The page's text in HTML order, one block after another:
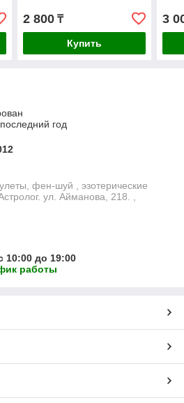
2 800₸
Купить
3
год
фен-шуй , эзотерические
ул. Айманова, 218. ,
10:00 до 19:00
работы